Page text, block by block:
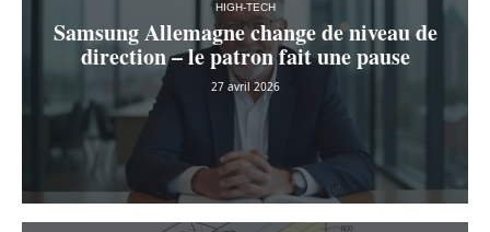
HIGH-TECH
Samsung Allemagne change de niveau de
direction – le patron fait une pause
27 avril 2026